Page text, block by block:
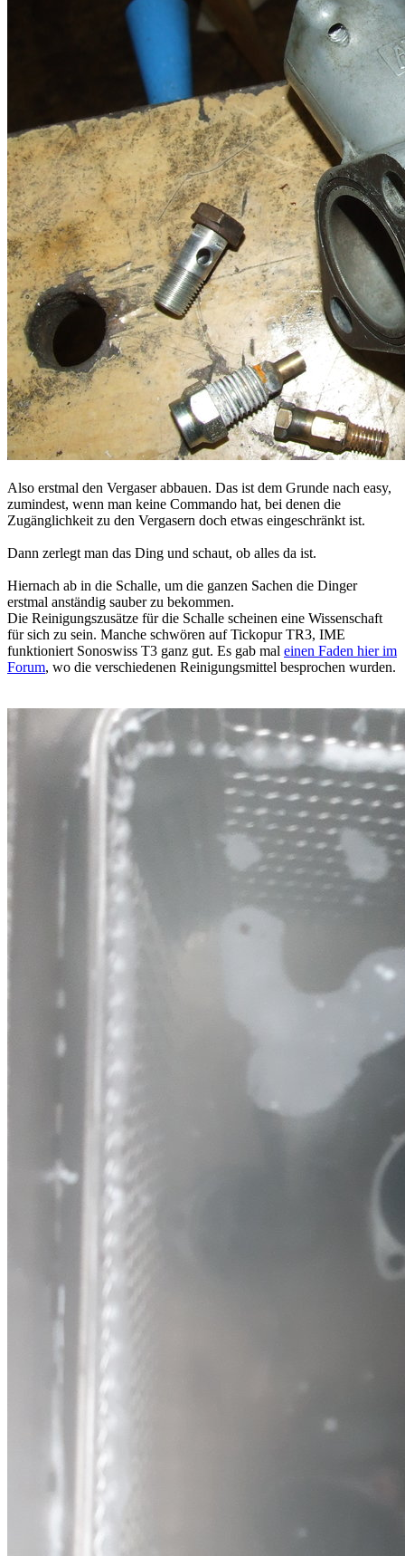
Also erstmal den Vergaser abbauen. Das ist dem Grunde nach easy,
zumindest, wenn man keine Commando hat, bei denen die
Zugänglichkeit zu den Vergasern doch etwas eingeschränkt ist.
Dann zerlegt man das Ding und schaut, ob alles da ist.
Hiernach ab in die Schalle, um die ganzen Sachen die Dinger
erstmal anständig sauber zu bekommen.
Die Reinigungszusätze für die Schalle scheinen eine Wissenschaft
für sich zu sein. Manche schwören auf Tickopur TR3, IME
funktioniert Sonoswiss T3 ganz gut. Es gab mal einen Faden hier im
Forum, wo die verschiedenen Reinigungsmittel besprochen wurden.